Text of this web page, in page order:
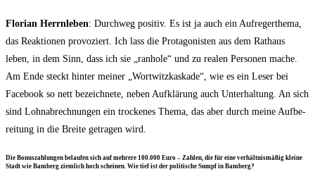
Flo­ri­an Herrn­le­ben: Durch­weg posi­tiv. Es ist ja auch ein Auf­re­ger­the­ma,
das Reak­tio­nen pro­vo­ziert. Ich lass die Prot­ago­nis­ten aus dem Rat­haus
leben, in dem Sinn, dass ich sie „ran­ho­le“ und zu rea­len Per­so­nen mache.
Am Ende steckt hin­ter mei­ner „Wort­witz­kas­ka­de“, wie es ein Leser bei
Face­book so nett bezeich­ne­te, neben Auf­klä­rung auch Unter­hal­tung. An sich
sind Lohn­ab­rech­nun­gen ein tro­cke­nes The­ma, das aber durch mei­ne Auf­be­
rei­tung in die Brei­te getra­gen wird.
Die Bonus­zah­lun­gen belau­fen sich auf meh­re­re 100.000 Euro – Zah­len, die für eine ver­hält­nis­mä­ßig klei­ne
Stadt wie Bam­berg ziem­lich hoch schei­nen. Wie tief ist der poli­ti­sche Sumpf in Bamberg?